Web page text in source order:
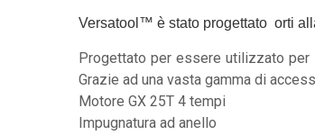
Versatool™ è stato progettato orti
Progettato per essere utilizzato per
Grazie ad una vasta gamma di
Motore GX 25T 4 tempi
Impugnatura ad anello